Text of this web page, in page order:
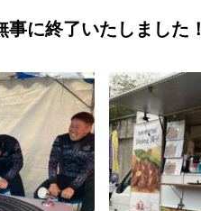
に終了いたしました！